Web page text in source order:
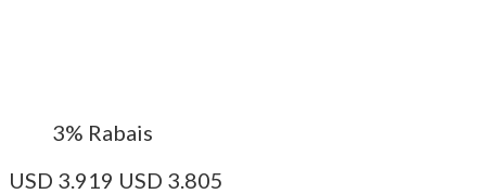
3% Rabais
USD 3.919 USD 3.805